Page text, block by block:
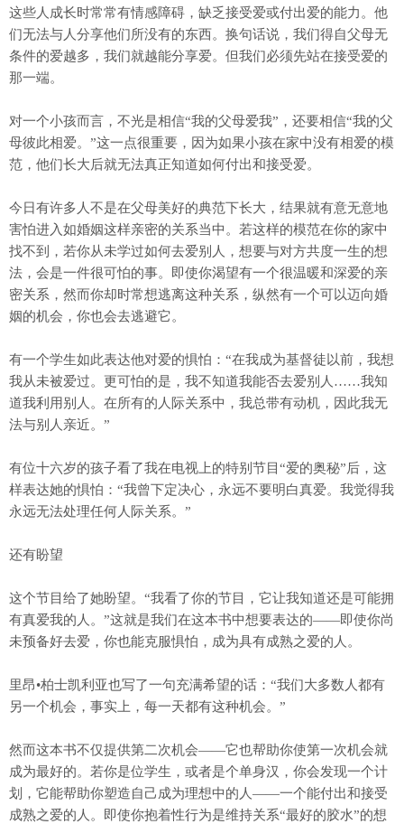
这些人成长时常常有情感障碍，缺乏接受爱或付出爱的能力。他
们无法与人分享他们所没有的东西。换句话说，我们得自父母无
条件的爱越多，我们就越能分享爱。但我们必须先站在接受爱的
那一端。
对一个小孩而言，不光是相信“我的父母爱我”，还要相信“我的父
母彼此相爱。”这一点很重要，因为如果小孩在家中没有相爱的模
范，他们长大后就无法真正知道如何付出和接受爱。
今日有许多人不是在父母美好的典范下长大，结果就有意无意地
害怕进入如婚姻这样亲密的关系当中。若这样的模范在你的家中
找不到，若你从未学过如何去爱别人，想要与对方共度一生的想
法，会是一件很可怕的事。即使你渴望有一个很温暖和深爱的亲
密关系，然而你却时常想逃离这种关系，纵然有一个可以迈向婚
姻的机会，你也会去逃避它。
有一个学生如此表达他对爱的惧怕：“在我成为基督徒以前，我想
我从未被爱过。更可怕的是，我不知道我能否去爱别人……我知
道我利用别人。在所有的人际关系中，我总带有动机，因此我无
法与别人亲近。”
有位十六岁的孩子看了我在电视上的特别节目“爱的奥秘”后，这
样表达她的惧怕：“我曾下定决心，永远不要明白真爱。我觉得我
永远无法处理任何人际关系。”
还有盼望
这个节目给了她盼望。“我看了你的节目，它让我知道还是可能拥
有真爱我的人。”这就是我们在这本书中想要表达的——即使你尚
未预备好去爱，你也能克服惧怕，成为具有成熟之爱的人。
里昂•柏士凯利亚也写了一句充满希望的话：“我们大多数人都有
另一个机会，事实上，每一天都有这种机会。”
然而这本书不仅提供第二次机会——它也帮助你使第一次机会就
成为最好的。若你是位学生，或者是个单身汉，你会发现一个计
划，它能帮助你塑造自己成为理想中的人——一个能付出和接受
成熟之爱的人。即使你抱着性行为是维持关系“最好的胶水”的想